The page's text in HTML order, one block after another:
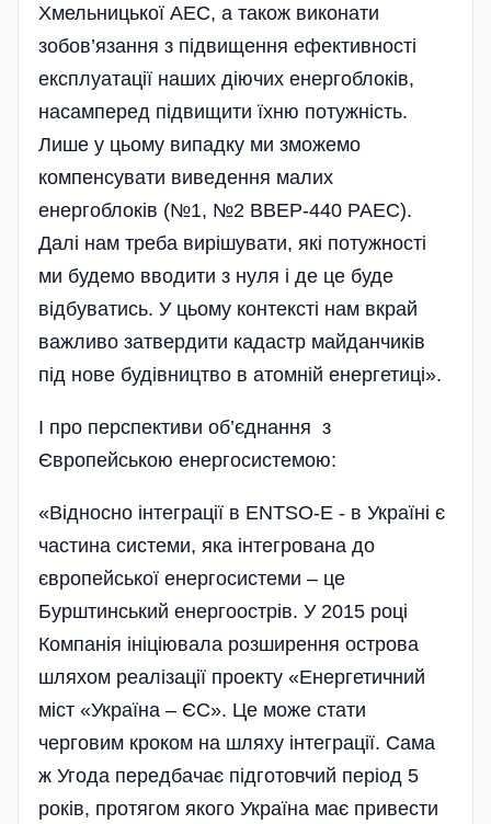
Хмельницької АЕС, а також виконати
зобов’язання з підвищення ефективності
експлуатації наших діючих енергоблоків,
насамперед підвищити їхню потужність.
Лише у цьому випадку ми зможемо
компенсувати виведення малих
енергоблоків (№1, №2 ВВЕР-440 РАЕС).
Далі нам треба вирішувати, які потужності
ми будемо вводити з нуля і де це буде
відбуватись. У цьому контексті нам вкрай
важливо затвердити кадастр майданчиків
під нове будівництво в атомній енергетиці».
І про перспективи об’єднання з
Європейською енергосистемою:
«Відносно інтеграції в ENTSO-E - в Україні є
частина системи, яка інтегрована до
європейської енергосистеми – це
Бурштинський енергоострів. У 2015 році
Компанія ініціювала розширення острова
шляхом реалізації проекту «Енергетичний
міст «Україна – ЄС». Це може стати
черговим кроком на шляху інтеграції. Сама
ж Угода передбачає підготовчий період 5
років, протягом якого Україна має привести